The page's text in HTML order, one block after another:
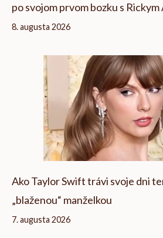
po svojom prvom bozku s
8. augusta 2026
Ako Taylor Swift trávi svoje dni
„blaženou“ manželkou
7. augusta 2026